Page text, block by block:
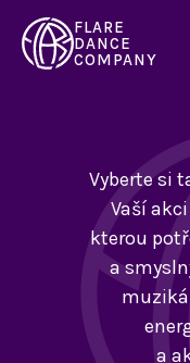
FLARE
DANCE
COMPANY
Vyberte si
Vaší
kterou
a
a